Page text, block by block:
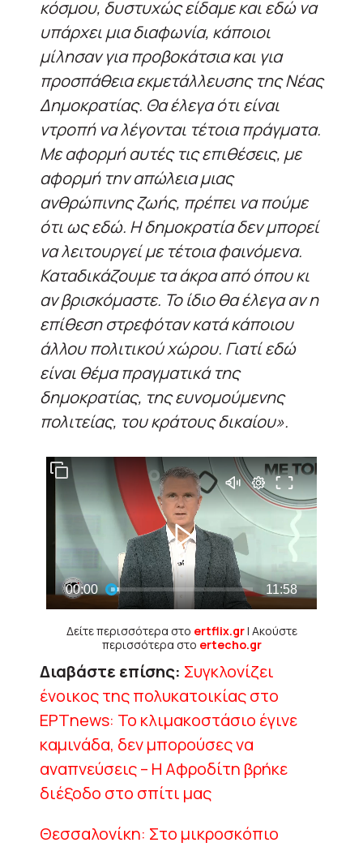
κόσμου, δυστυχώς είδαμε και εδώ να
υπάρχει μια διαφωνία, κάποιοι
μίλησαν για προβοκάτσια και για
προσπάθεια εκμετάλλευσης της Νέας
Δημοκρατίας. Θα έλεγα ότι είναι
ντροπή να λέγονται τέτοια πράγματα.
Με αφορμή αυτές τις επιθέσεις, με
αφορμή την απώλεια μιας
ανθρώπινης ζωής, πρέπει να πούμε
ότι ως εδώ. Η δημοκρατία δεν μπορεί
να λειτουργεί με τέτοια φαινόμενα.
Καταδικάζουμε τα άκρα από όπου κι
αν βρισκόμαστε. Το ίδιο θα έλεγα αν η
επίθεση στρεφόταν κατά κάποιου
άλλου πολιτικού χώρου. Γιατί εδώ
είναι θέμα πραγματικά της
δημοκρατίας, της ευνομούμενης
πολιτείας, του κράτους δικαίου».
Δείτε περισσότερα στο ertflix.gr| Ακούστε
περισσότερα στο ertecho.gr
Διαβάστε επίσης: Συγκλονίζει
ένοικος της πολυκατοικίας στο
ΕΡΤnews: Το κλιμακοστάσιο έγινε
καμινάδα, δεν μπορούσες να
αναπνεύσεις – Η Αφροδίτη βρήκε
διέξοδο στο σπίτι μας
Θεσσαλονίκη: Στο μικροσκόπιο